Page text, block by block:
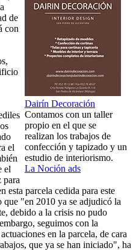
Dairín Decoración
Contamos con un taller
propio en el que se
realizan los trabajos de
confección y tapizado y un
estudio de interiorismo.
La Noción ads
de
con
el
el
esta parcela cedida para este
"en 2010 ya se adjudicó la
debido a la crisis no pudo
seguimos con la
en la parcela, de cara
que ya se han iniciado", ha